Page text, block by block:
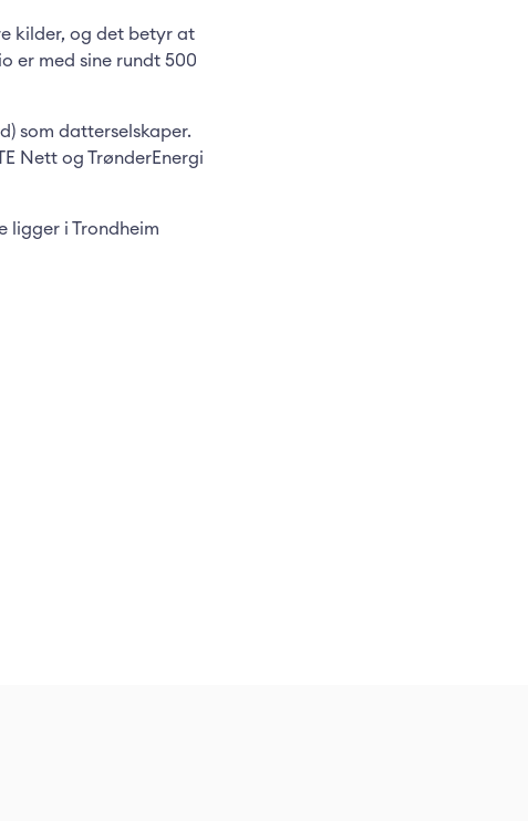
kilder, og det betyr at
er med sine rundt 500
som datterselskaper.
Nett og TrønderEnergi
ligger i Trondheim